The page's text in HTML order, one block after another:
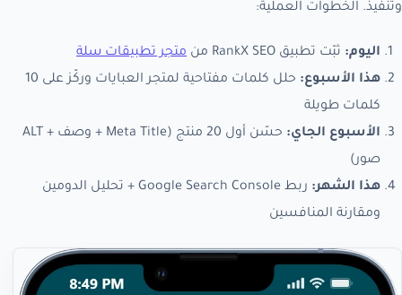
وتنفيذ. الخطوات العملية:
اليوم: ثبّت تطبيق RankX SEO من
متجر تطبيقات سلة
هذا الأسبوع:
حلل كلمات مفتاحية لمتجر العبايات وركّز على 10
كلمات طويلة
الأسبوع الجاي:
حسّن أول 20 منتج (Meta Title + وصف + ALT
صور)
هذا الشهر:
ربط Google Search Console + تحليل الدومين
ومقارنة المنافسين